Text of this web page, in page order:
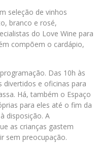
seleção de vinhos
branco e rosé,
do Love Wine para
compõem o cardápio,
Das 10h às
divertidos e oficinas para
Há, também o Espaço
para eles até o fim da
disposição. A
as crianças gastem
sem preocupação.